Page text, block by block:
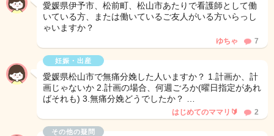
愛媛県伊予市、松前町、松山市あたりで看護師として働
いている方、または働いているご友人がいる方いらっし
ゃいますか？
ゆちゃ 7
妊娠・出産
愛媛県松山市で無痛分娩した人いますか？ 1.計画か、計
画じゃないか 2.計画の場合、何週ごろか(曜日指定があれ
ばそれも) 3.無痛分娩どうでしたか？ …
はじめてのママリ🔰 2
その他の疑問